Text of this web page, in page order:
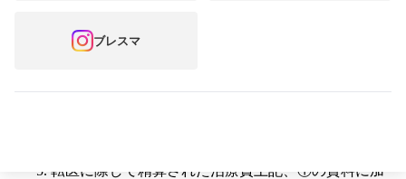
ブレスマ
実際の治療内容
転医に際して精算された治療費上記、①の資料に加